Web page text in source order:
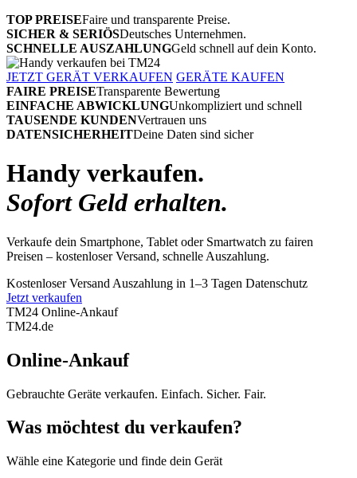
TOP PREISEFaire und transparente Preise.
SICHER & SERIÖSDeutsches Unternehmen.
SCHNELLE AUSZAHLUNGGeld schnell auf dein Konto.
JETZT GERÄT VERKAUFEN GERÄTE KAUFEN
FAIRE PREISETransparente Bewertung
EINFACHE ABWICKLUNGUnkompliziert und schnell
TAUSENDE KUNDENVertrauen uns
DATENSICHERHEITDeine Daten sind sicher
Handy verkaufen.
Sofort Geld erhalten.
Verkaufe dein Smartphone, Tablet oder Smartwatch zu fairen
Preisen – kostenloser Versand, schnelle Auszahlung.
Kostenloser Versand Auszahlung in 1–3 Tagen Datenschutz
Jetzt verkaufen
TM24 Online-Ankauf
TM24.de
Online-Ankauf
Gebrauchte Geräte verkaufen. Einfach. Sicher. Fair.
Was möchtest du verkaufen?
Wähle eine Kategorie und finde dein Gerät